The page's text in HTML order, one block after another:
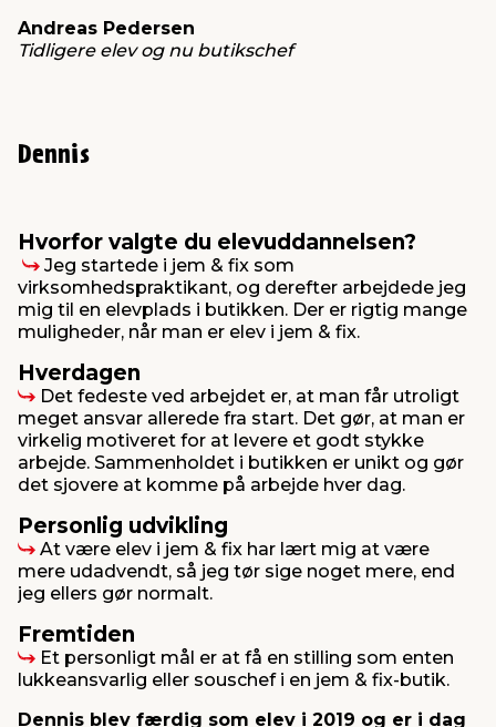
Andreas Pedersen
Tidligere elev og nu butikschef
Dennis
Hvorfor valgte du elevuddannelsen?
Jeg startede i jem & fix som
virksomhedspraktikant, og derefter arbejdede jeg
mig til en elevplads i butikken. Der er rigtig mange
muligheder, når man er elev i jem & fix.
Hverdagen
Det fedeste ved arbejdet er, at man får utroligt
meget ansvar allerede fra start. Det gør, at man er
virkelig motiveret for at levere et godt stykke
arbejde. Sammenholdet i butikken er unikt og gør
det sjovere at komme på arbejde hver dag.
Personlig udvikling
At være elev i jem & fix har lært mig at være
mere udadvendt, så jeg tør sige noget mere, end
jeg ellers gør normalt.
Fremtiden
Et personligt mål er at få en stilling som enten
lukkeansvarlig eller souschef i en jem & fix-butik.
Dennis blev færdig som elev i 2019 og er i dag